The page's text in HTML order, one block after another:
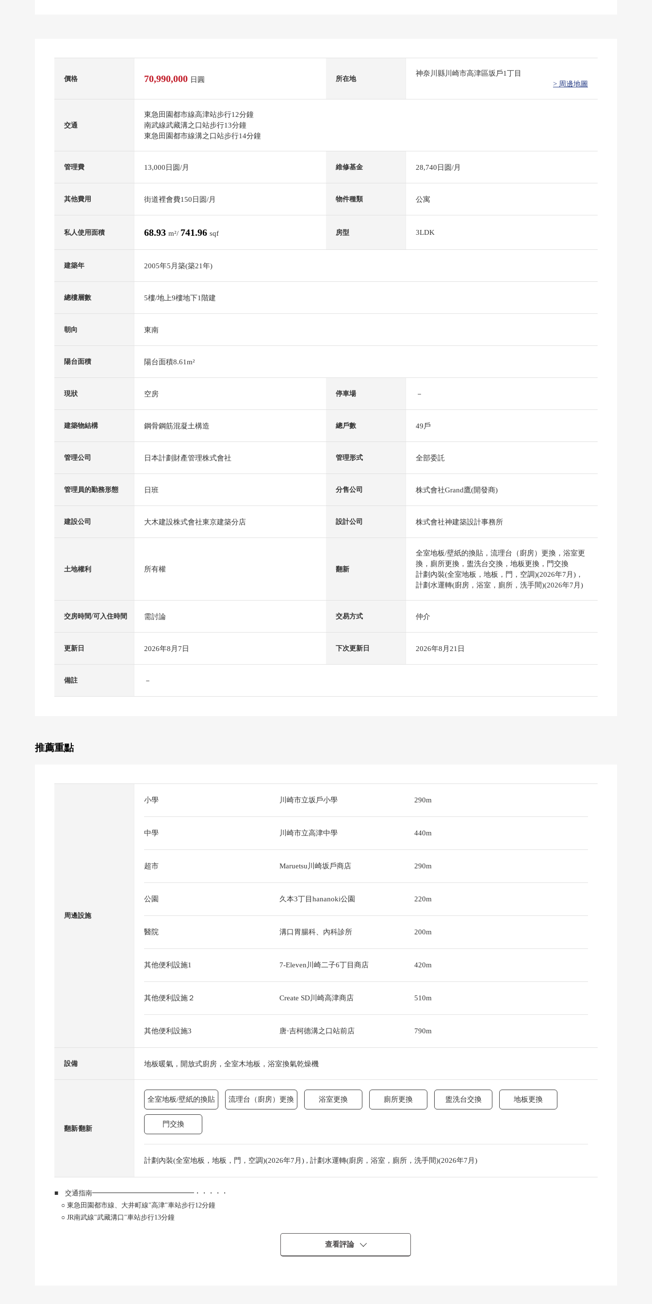
價格 70,990,000 日圓 所在地
神奈川縣川崎市高津區坂戶1丁目
> 周邊地圖
交通
東急田園都市線高津站步行12分鐘
南武線武藏溝之口站步行13分鐘
東急田園都市線溝之口站步行14分鐘
管理費 13,000日圆/月 維修基金 28,740日圆/月
其他費用 街道裡會費150日圆/月 物件種類 公寓
私人使用面積 68.93 m²/ 741.96 sqf 房型 3LDK
建築年 2005年5月築(築21年)
總樓層數 5樓/地上9樓地下1階建
朝向 東南
陽台面積 陽台面積8.61m²
現狀 空房 停車場 －
建築物結構 鋼骨鋼筋混凝土構造 總戶數 49戶
管理公司 日本計劃財產管理株式會社 管理形式 全部委託
管理員的勤務形態 日班 分售公司 株式會社Grand鷹(開發商)
建設公司 大木建設株式會社東京建築分店 設計公司 株式會社神建築設計事務所
土地權利 所有權 翻新
全室地板/壁紙的換貼，流理台（廚房）更換，浴室更
換，廁所更換，盥洗台交換，地板更換，門交換
計劃內裝(全室地板，地板，門，空調)(2026年7月)，
計劃水運轉(廚房，浴室，廁所，洗手間)(2026年7月)
交房時間/可入住時間 需討論 交易方式 仲介
更新日 2026年8月7日 下次更新日 2026年8月21日
備註 －
推薦重點
周邊設施
小學 川崎市立坂戶小學 290m
中學 川崎市立高津中學 440m
超市 Maruetsu川崎坂戶商店 290m
公園 久本3丁目hananoki公園 220m
醫院 溝口胃腸科、內科診所 200m
其他便利設施1 7-Eleven川崎二子6丁目商店 420m
其他便利設施２ Create SD川崎高津商店 510m
其他便利設施3 唐·吉柯德溝之口站前店 790m
設備 地板暖氣，開放式廚房，全室木地板，浴室換氣乾燥機
翻新⁄翻新
全室地板/壁紙的換貼 流理台（廚房）更換 浴室更換 廁所更換 盥洗台交換 地板更換
門交換
計劃內裝(全室地板，地板，門，空調)(2026年7月) , 計劃水運轉(廚房，浴室，廁所，洗手間)(2026年7月)
■ 交通指南━━━━━━━━━━━━━━━・・・・・
○ 東急田園都市線、大井町線"高津"車站步行12分鐘
○ JR南武線"武藏溝口"車站步行13分鐘
查看評論